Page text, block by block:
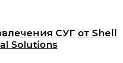
СУГ от Shell
Solutions